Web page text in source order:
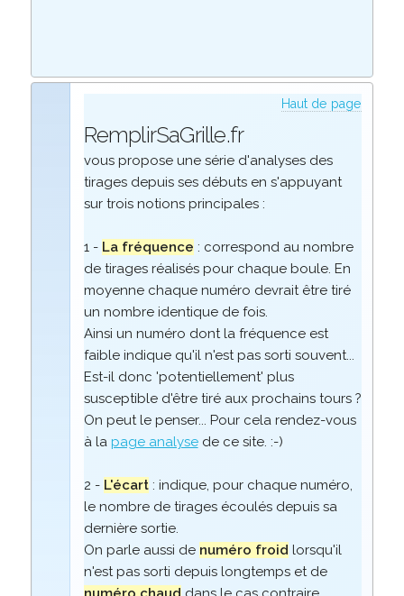
Haut de page
RemplirSaGrille.fr
vous propose une série d'analyses des
tirages depuis ses débuts en s'appuyant
sur trois notions principales :
1 - La fréquence : correspond au nombre
de tirages réalisés pour chaque boule. En
moyenne chaque numéro devrait être tiré
un nombre identique de fois.
Ainsi un numéro dont la fréquence est
faible indique qu'il n'est pas sorti souvent...
Est-il donc 'potentiellement' plus
susceptible d'être tiré aux prochains tours ?
On peut le penser... Pour cela rendez-vous
à la page analysede ce site. :-)
2 - L'écart: indique, pour chaque numéro,
le nombre de tirages écoulés depuis sa
dernière sortie.
On parle aussi de numéro froid lorsqu'il
n'est pas sorti depuis longtemps et de